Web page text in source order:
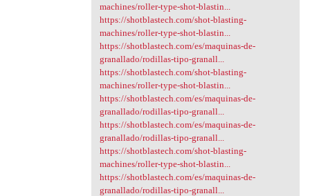
machines/roller-type-shot-blastin...
https://shotblastech.com/shot-blasting-
machines/roller-type-shot-blastin...
https://shotblastech.com/es/maquinas-de-
granallado/rodillas-tipo-granall...
https://shotblastech.com/shot-blasting-
machines/roller-type-shot-blastin...
https://shotblastech.com/es/maquinas-de-
granallado/rodillas-tipo-granall...
https://shotblastech.com/es/maquinas-de-
granallado/rodillas-tipo-granall...
https://shotblastech.com/shot-blasting-
machines/roller-type-shot-blastin...
https://shotblastech.com/es/maquinas-de-
granallado/rodillas-tipo-granall...